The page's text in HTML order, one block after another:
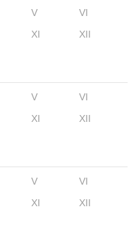
V
VI
XI XII
V
VI
XI XII
V
VI
XI XII